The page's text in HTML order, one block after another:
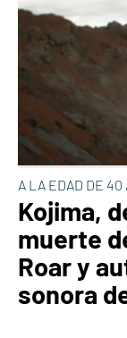
A LA EDAD DE 40
Kojima,
muerte
Roar y
sonora